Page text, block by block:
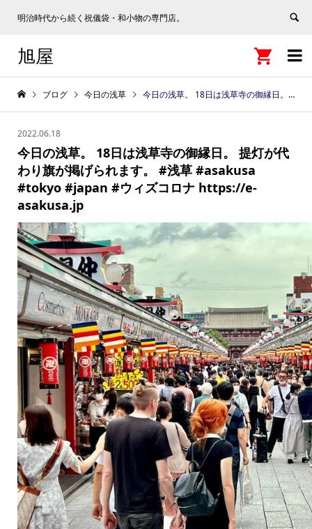
明治時代から続く祝儀袋・和小物の専門店。

旭屋 
ブログ 今日の浅草 今日の浅草。 18日は浅草寺の御縁日。 提灯が代わり旗が掲げられます。 #浅草 #asakusa #tokyo #japan #ウィズコロナ https://e-asakusa.jp
2022.06.18
今日の浅草。 18日は浅草寺の御縁日。 提灯が代
わり旗が掲げられます。 #浅草 #asakusa
#tokyo #japan #ウィズコロナ https://e-
asakusa.jp